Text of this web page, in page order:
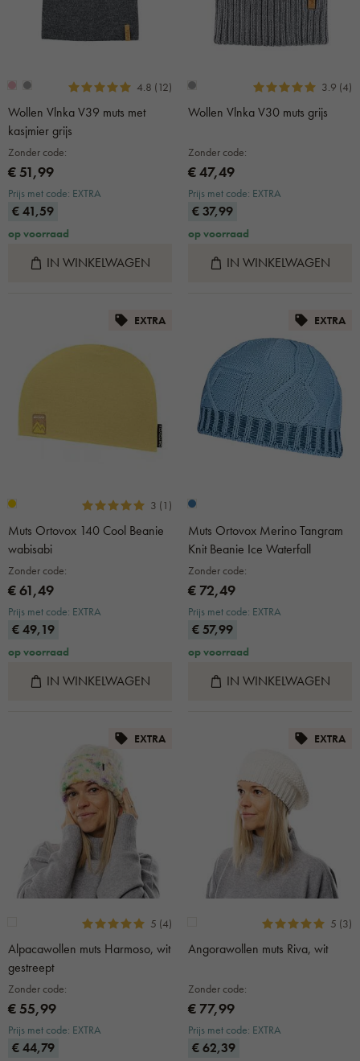
4.8 (12)
Wollen Vlnka V39 muts met
kasjmier grijs
Zonder code:
€ 51,99
Prijs met code: EXTRA
€ 41,59
op voorraad
IN WINKELWAGEN
3.9 (4)
Wollen Vlnka V30 muts grijs
Zonder code:
€ 47,49
Prijs met code: EXTRA
€ 37,99
op voorraad
IN WINKELWAGEN
EXTRA
3 (1)
Muts Ortovox 140 Cool Beanie
wabisabi
Zonder code:
€ 61,49
Prijs met code: EXTRA
€ 49,19
op voorraad
IN WINKELWAGEN
EXTRA
Muts Ortovox Merino Tangram
Knit Beanie Ice Waterfall
Zonder code:
€ 72,49
Prijs met code: EXTRA
€ 57,99
op voorraad
IN WINKELWAGEN
EXTRA
5 (4)
Alpacawollen muts Harmoso, wit
gestreept
Zonder code:
€ 55,99
Prijs met code: EXTRA
€ 44,79
EXTRA
5 (3)
Angorawollen muts Riva, wit
Zonder code:
€ 77,99
Prijs met code: EXTRA
€ 62,39